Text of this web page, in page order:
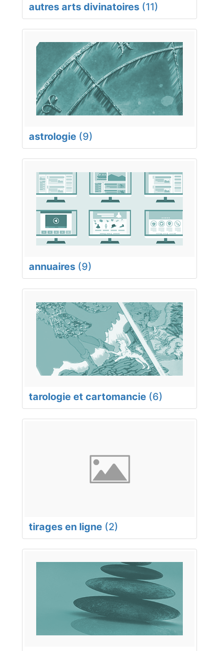
autres arts divinatoires (11)
astrologie (9)
annuaires (9)
tarologie et cartomancie (6)
tirages en ligne (2)